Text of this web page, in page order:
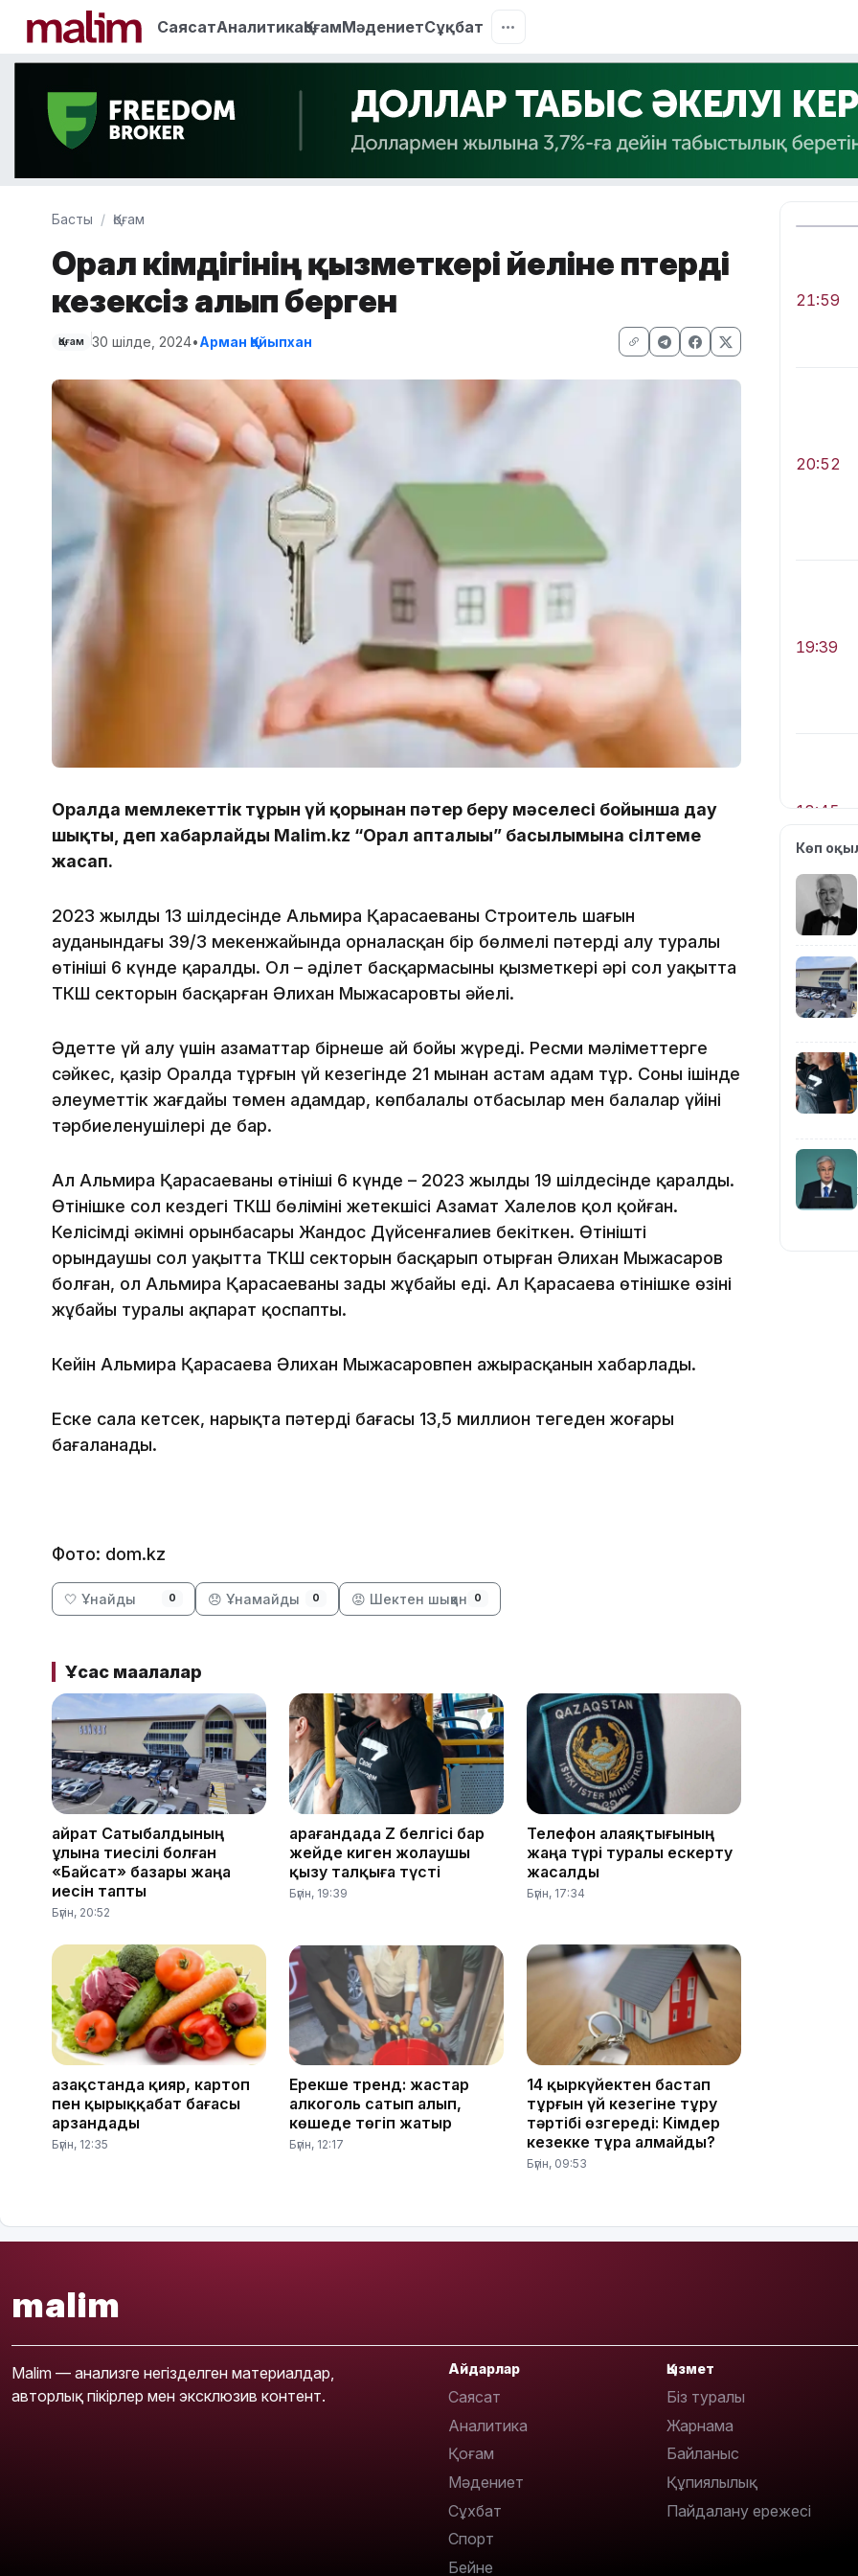
СаясатАналитикаҚоғамМәдениетСұқбат
Басты Қоғам
Орал әкімдігінің қызметкері әйеліне пәтерді
кезексіз алып берген
Қоғам 30 шілде, 2024•Арман Қайыпхан
Оралда мемлекеттік тұрғын үй қорынан пәтер беру мәселесі бойынша дау
шықты, деп хабарлайды Malim.kz “Орал апталығы” басылымына сілтеме
жасап.
2023 жылдың 13 шілдесінде Альмира Қарасаеваның Строитель шағын
ауданындағы 39/3 мекенжайында орналасқан бір бөлмелі пәтерді алу туралы
өтініші 6 күнде қаралды. Ол – әділет басқармасының қызметкері әрі сол уақытта
ТКШ секторын басқарған Әлихан Мыңжасаровтың әйелі.
Әдетте үй алу үшін азаматтар бірнеше ай бойы жүреді. Ресми мәліметтерге
сәйкес, қазір Оралда тұрғын үй кезегінде 21 мыңнан астам адам тұр. Соның ішінде
әлеуметтік жағдайы төмен адамдар, көпбалалы отбасылар мен балалар үйінің
тәрбиеленушілері де бар.
Ал Альмира Қарасаеваның өтініші 6 күнде – 2023 жылдың 19 шілдесінде қаралды.
Өтінішке сол кездегі ТКШ бөлімінің жетекшісі Азамат Халелов қол қойған.
Келісімді әкімнің орынбасары Жандос Дүйсенғалиев бекіткен. Өтінішті
орындаушы сол уақытта ТКШ секторын басқарып отырған Әлихан Мыңжасаров
болған, ол Альмира Қарасаеваның заңды жұбайы еді. Ал Қарасаева өтінішке өзінің
жұбайы туралы ақпарат қоспапты.
Кейін Альмира Қарасаева Әлихан Мыңжасаровпен ажырасқанын хабарлады.
Еске сала кетсек, нарықта пәтердің бағасы 13,5 миллион теңгеден жоғары
бағаланады.
Фото: dom.kz
🤍 Ұнайды 0 😞 Ұнамайды 0 😡 Шектен шыққан 0
Ұқсас мақалалар
Қайрат Сатыбалдының
ұлына тиесілі болған
«Байсат» базары жаңа
иесін тапты
Бүгін, 20:52
Қарағандада Z белгісі бар
жейде киген жолаушы
қызу талқыға түсті
Бүгін, 19:39
Телефон алаяқтығының
жаңа түрі туралы ескерту
жасалды
Бүгін, 17:34
Қазақстанда қияр, картоп
пен қырыққабат бағасы
арзандады
Бүгін, 12:35
Ерекше тренд: жастар
алкоголь сатып алып,
көшеде төгіп жатыр
Бүгін, 12:17
14 қыркүйектен бастап
тұрғын үй кезегіне тұру
тәртібі өзгереді: Кімдер
кезекке тұра алмайды?
Бүгін, 09:53
21:59
20:52
19:39
18:45
17:34
16:34
16:33
Көп
malim
Malim — анализге негізделген материалдар,
авторлық пікірлер мен эксклюзив контент.
Айдарлар
Саясат
Аналитика
Қоғам
Мәдениет
Сұхбат
Спорт
Бейне
Қызмет
Біз туралы
Жарнама
Байланыс
Құпиялылық
Пайдалану ережесі